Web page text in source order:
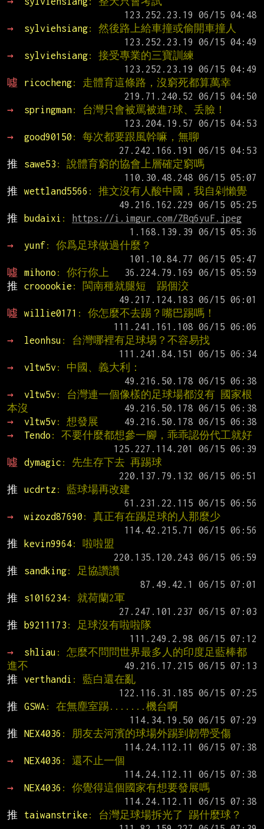
→
sylviehsiang: 然後路上給車撞或偷開車撞人
→
sylviehsiang: 接受專業的三寶訓練
噓
ricocheng: 走體育這條路，沒窮死都算萬幸
→
springman: 台灣只會被罵被進7球、丢臉！
→
good90150 : 每次都要跟風幹嘛，無聊
推
sawe53 : 說體育窮的協會上層確定窮嗎
推
wettland5566 : 推文沒有人酸中國，我自剁懶覺
推
budaixi :
https://i.imgur.com/ZBq6yuF.jpeg
→
yunf: 你爲足球做過什麼？
噓
mihono : 你行你上
推
crooookie : 閩南種就腿短  踢個洨
噓
willie0171 : 你怎麼不去踢？嘴巴踢嗎！
→
leonhsu : 台灣哪裡有足球埸？不容易找
→
vltw5v : 中國、義大利：
→
vltw5v : 台灣連一個像樣的足球場都沒有 國家根
本沒
→
vltw5v : 想發展
→
Tendo : 不要什麼都想參一腳，乖乖認份代工就好
噓
dymagic : 先生存下去 再踢球
推
ucdrtz : 藍球場再改建
→
wizozd87690 : 真正有在踢足球的人那麼少
推
kevin9964: 啦啦盟
推
sandking: 足協讚讚
推
s1016234: 就荷蘭2軍
推
b9211173 : 足球沒有啦啦隊
→
shliau : 怎麼不問問世界最多人的印度足藍棒都
進不
推
verthandi : 藍白還在亂
推
GSWA: 在無塵室踢.......機台啊
推
NEX4036 : 朋友去河濱的球場外踢到韌帶受傷
→
NEX4036 : 還不止一個
→
NEX4036 : 你覺得這個國家有想要發展嗎
推
taiwanstrike : 台灣足球場拆光了 踢什麼球？